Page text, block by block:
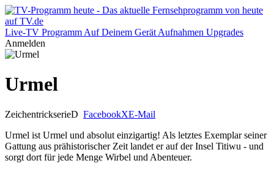
Live-TV Programm Auf Deinem Gerät Aufnahmen Upgrades
Anmelden
Urmel
ZeichentrickserieD FacebookXE-Mail
Urmel ist Urmel und absolut einzigartig! Als letztes Exemplar seiner
Gattung aus prähistorischer Zeit landet er auf der Insel Titiwu - und
sorgt dort für jede Menge Wirbel und Abenteuer.